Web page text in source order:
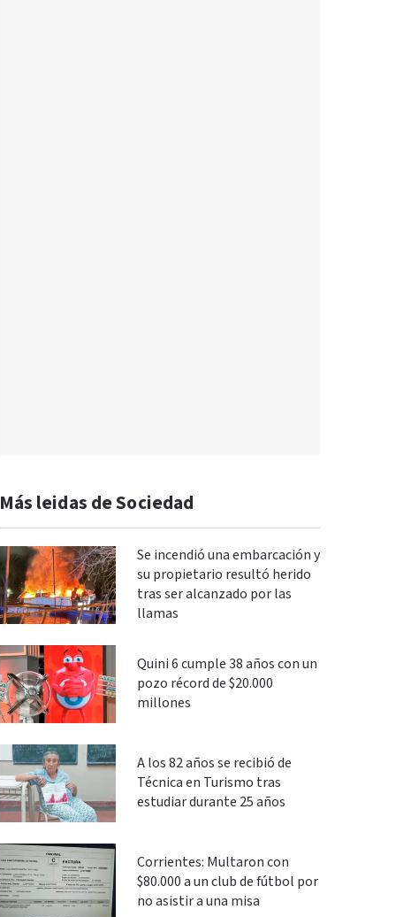
Más leidas de Sociedad
Se incendió una embarcación y
su propietario resultó herido
tras ser alcanzado por las
llamas
Quini 6 cumple 38 años con un
pozo récord de $20.000
millones
A los 82 años se recibió de
Técnica en Turismo tras
estudiar durante 25 años
Corrientes: Multaron con
$80.000 a un club de fútbol por
no asistir a una misa